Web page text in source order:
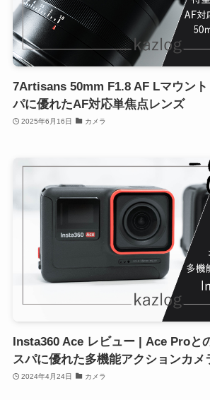
7Artisans 50mm F1.8 AF Lマウン
パに優れたAF対応単焦点レンズ
2025年6月16日 カメラ
Insta360 Ace レビュー | Ace Proと
スパに優れた多機能アクションカメ
2024年4月24日 カメラ